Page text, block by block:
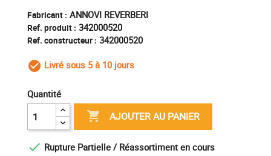
Fabricant : ANNOVI REVERBERI
Ref. produit : 342000520
Ref. constructeur : 342000520
check_circle_outline
Livré sous 5 à 10 jours
Quantité
 AJOUTER AU PANIER
 Rupture Partielle / Réassortiment en cours